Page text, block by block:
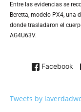
Entre las evidencias se
Beretta, modelo PX4, una
donde trasladaron el
AG4U63V.
Facebook
Tweets by